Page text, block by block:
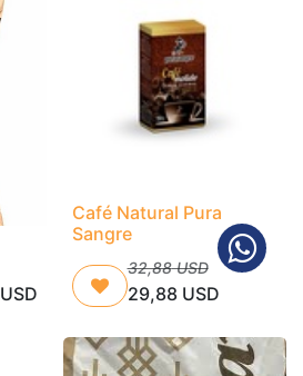
USD
Café Natural Pura
Sangre
32,88USD
29,88 USD